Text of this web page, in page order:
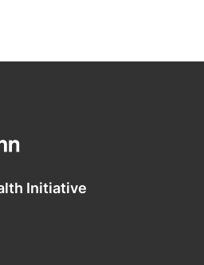
Initiative